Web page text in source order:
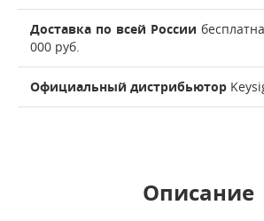
Доставка по всей России
000 руб.
Официальный дистрибьютор
Описание